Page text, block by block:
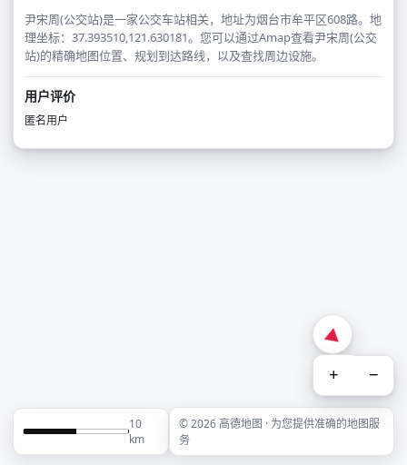
尹宋周(公交站)是一家公交车站相关，地址为烟台市牟平区608路。地
理坐标：37.393510,121.630181。您可以通过Amap查看尹宋周(公交
站)的精确地图位置、规划到达路线，以及查找周边设施。
用户评价
匿名用户
+ −
10
km
© 2026 高德地图 · 为您提供准确的地图服
务